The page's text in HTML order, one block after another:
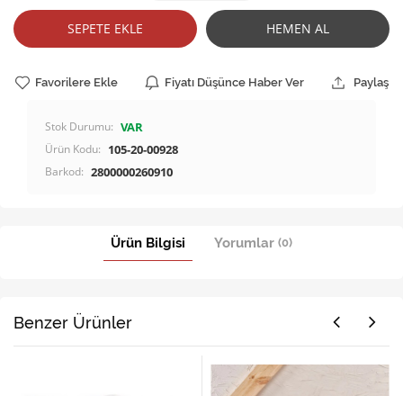
SEPETE EKLE HEMEN AL
Favorilere Ekle Fiyatı Düşünce Haber Ver Paylaş
Stok Durumu: VAR
Ürün Kodu: 105-20-00928
Barkod: 2800000260910
Ürün Bilgisi Yorumlar (0)
Benzer Ürünler